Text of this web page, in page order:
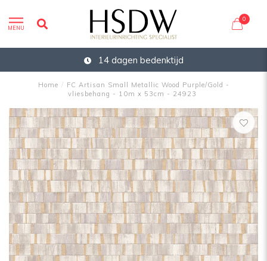
MENU
0
14 dagen bedenktijd
Home / FC Artisan Small Metallic Wood Purple/Gold -
vliesbehang - 10m x 53cm - 24923